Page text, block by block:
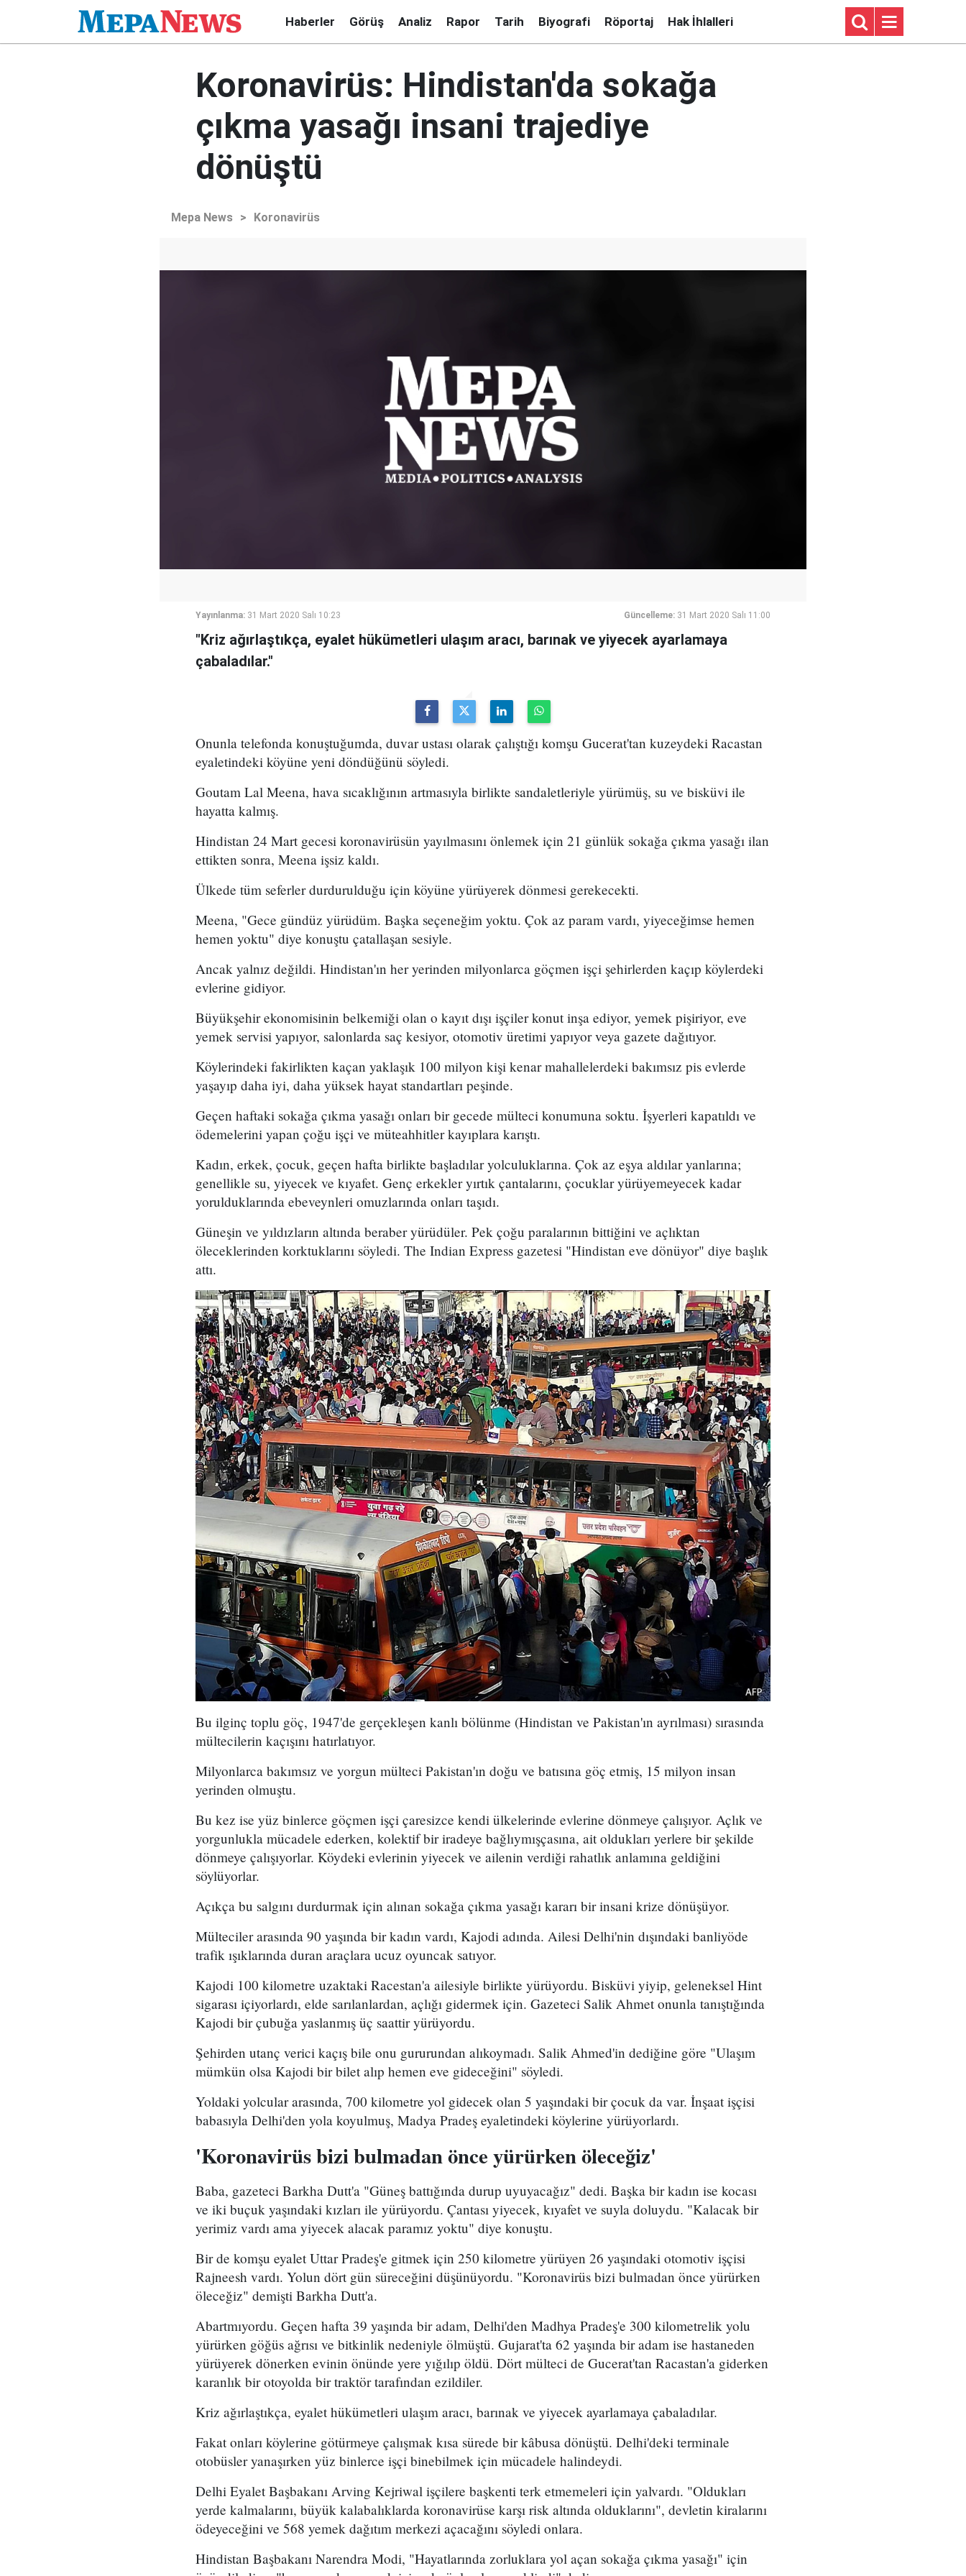
Haberler Görüş Analiz Rapor Tarih Biyografi Röportaj Hak İhlalleri
Koronavirüs: Hindistan'da sokağa
çıkma yasağı insani trajediye
dönüştü
Mepa News > Koronavirüs
Yayınlanma: 31 Mart 2020 Salı 10:23 Güncelleme: 31 Mart 2020 Salı 11:00
"Kriz ağırlaştıkça, eyalet hükümetleri ulaşım aracı, barınak ve yiyecek ayarlamaya
çabaladılar."
Onunla telefonda konuştuğumda, duvar ustası olarak çalıştığı komşu Gucerat'tan kuzeydeki Racastan
eyaletindeki köyüne yeni döndüğünü söyledi.
Goutam Lal Meena, hava sıcaklığının artmasıyla birlikte sandaletleriyle yürümüş, su ve bisküvi ile
hayatta kalmış.
Hindistan 24 Mart gecesi koronavirüsün yayılmasını önlemek için 21 günlük sokağa çıkma yasağı ilan
ettikten sonra, Meena işsiz kaldı.
Ülkede tüm seferler durdurulduğu için köyüne yürüyerek dönmesi gerekecekti.
Meena, "Gece gündüz yürüdüm. Başka seçeneğim yoktu. Çok az param vardı, yiyeceğimse hemen
hemen yoktu" diye konuştu çatallaşan sesiyle.
Ancak yalnız değildi. Hindistan'ın her yerinden milyonlarca göçmen işçi şehirlerden kaçıp köylerdeki
evlerine gidiyor.
Büyükşehir ekonomisinin belkemiği olan o kayıt dışı işçiler konut inşa ediyor, yemek pişiriyor, eve
yemek servisi yapıyor, salonlarda saç kesiyor, otomotiv üretimi yapıyor veya gazete dağıtıyor.
Köylerindeki fakirlikten kaçan yaklaşık 100 milyon kişi kenar mahallelerdeki bakımsız pis evlerde
yaşayıp daha iyi, daha yüksek hayat standartları peşinde.
Geçen haftaki sokağa çıkma yasağı onları bir gecede mülteci konumuna soktu. İşyerleri kapatıldı ve
ödemelerini yapan çoğu işçi ve müteahhitler kayıplara karıştı.
Kadın, erkek, çocuk, geçen hafta birlikte başladılar yolculuklarına. Çok az eşya aldılar yanlarına;
genellikle su, yiyecek ve kıyafet. Genç erkekler yırtık çantalarını, çocuklar yürüyemeyecek kadar
yorulduklarında ebeveynleri omuzlarında onları taşıdı.
Güneşin ve yıldızların altında beraber yürüdüler. Pek çoğu paralarının bittiğini ve açlıktan
öleceklerinden korktuklarını söyledi. The Indian Express gazetesi "Hindistan eve dönüyor" diye başlık
attı.
Bu ilginç toplu göç, 1947'de gerçekleşen kanlı bölünme (Hindistan ve Pakistan'ın ayrılması) sırasında
mültecilerin kaçışını hatırlatıyor.
Milyonlarca bakımsız ve yorgun mülteci Pakistan'ın doğu ve batısına göç etmiş, 15 milyon insan
yerinden olmuştu.
Bu kez ise yüz binlerce göçmen işçi çaresizce kendi ülkelerinde evlerine dönmeye çalışıyor. Açlık ve
yorgunlukla mücadele ederken, kolektif bir iradeye bağlıymışçasına, ait oldukları yerlere bir şekilde
dönmeye çalışıyorlar. Köydeki evlerinin yiyecek ve ailenin verdiği rahatlık anlamına geldiğini
söylüyorlar.
Açıkça bu salgını durdurmak için alınan sokağa çıkma yasağı kararı bir insani krize dönüşüyor.
Mülteciler arasında 90 yaşında bir kadın vardı, Kajodi adında. Ailesi Delhi'nin dışındaki banliyöde
trafik ışıklarında duran araçlara ucuz oyuncak satıyor.
Kajodi 100 kilometre uzaktaki Racestan'a ailesiyle birlikte yürüyordu. Bisküvi yiyip, geleneksel Hint
sigarası içiyorlardı, elde sarılanlardan, açlığı gidermek için. Gazeteci Salik Ahmet onunla tanıştığında
Kajodi bir çubuğa yaslanmış üç saattir yürüyordu.
Şehirden utanç verici kaçış bile onu gururundan alıkoymadı. Salik Ahmed'in dediğine göre "Ulaşım
mümkün olsa Kajodi bir bilet alıp hemen eve gideceğini" söyledi.
Yoldaki yolcular arasında, 700 kilometre yol gidecek olan 5 yaşındaki bir çocuk da var. İnşaat işçisi
babasıyla Delhi'den yola koyulmuş, Madya Pradeş eyaletindeki köylerine yürüyorlardı.
'Koronavirüs bizi bulmadan önce yürürken öleceğiz'
Baba, gazeteci Barkha Dutt'a "Güneş battığında durup uyuyacağız" dedi. Başka bir kadın ise kocası
ve iki buçuk yaşındaki kızları ile yürüyordu. Çantası yiyecek, kıyafet ve suyla doluydu. "Kalacak bir
yerimiz vardı ama yiyecek alacak paramız yoktu" diye konuştu.
Bir de komşu eyalet Uttar Pradeş'e gitmek için 250 kilometre yürüyen 26 yaşındaki otomotiv işçisi
Rajneesh vardı. Yolun dört gün süreceğini düşünüyordu. "Koronavirüs bizi bulmadan önce yürürken
öleceğiz" demişti Barkha Dutt'a.
Abartmıyordu. Geçen hafta 39 yaşında bir adam, Delhi'den Madhya Pradeş'e 300 kilometrelik yolu
yürürken göğüs ağrısı ve bitkinlik nedeniyle ölmüştü. Gujarat'ta 62 yaşında bir adam ise hastaneden
yürüyerek dönerken evinin önünde yere yığılıp öldü. Dört mülteci de Gucerat'tan Racastan'a giderken
karanlık bir otoyolda bir traktör tarafından ezildiler.
Kriz ağırlaştıkça, eyalet hükümetleri ulaşım aracı, barınak ve yiyecek ayarlamaya çabaladılar.
Fakat onları köylerine götürmeye çalışmak kısa sürede bir kâbusa dönüştü. Delhi'deki terminale
otobüsler yanaşırken yüz binlerce işçi binebilmek için mücadele halindeydi.
Delhi Eyalet Başbakanı Arving Kejriwal işçilere başkenti terk etmemeleri için yalvardı. "Oldukları
yerde kalmalarını, büyük kalabalıklarda koronavirüse karşı risk altında olduklarını", devletin kiralarını
ödeyeceğini ve 568 yemek dağıtım merkezi açacağını söyledi onlara.
Hindistan Başbakanı Narendra Modi, "Hayatlarında zorluklara yol açan sokağa çıkma yasağı" için